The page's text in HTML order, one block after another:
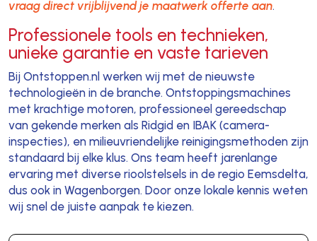
vraag direct vrijblijvend je maatwerk offerte aan.
Professionele tools en technieken,
unieke garantie en vaste tarieven
Bij Ontstoppen.nl werken wij met de nieuwste
technologieën in de branche. Ontstoppingsmachines
met krachtige motoren, professioneel gereedschap
van gekende merken als Ridgid en IBAK (camera-
inspecties), en milieuvriendelijke reinigingsmethoden zijn
standaard bij elke klus. Ons team heeft jarenlange
ervaring met diverse rioolstelsels in de regio Eemsdelta,
dus ook in Wagenborgen. Door onze lokale kennis weten
wij snel de juiste aanpak te kiezen.